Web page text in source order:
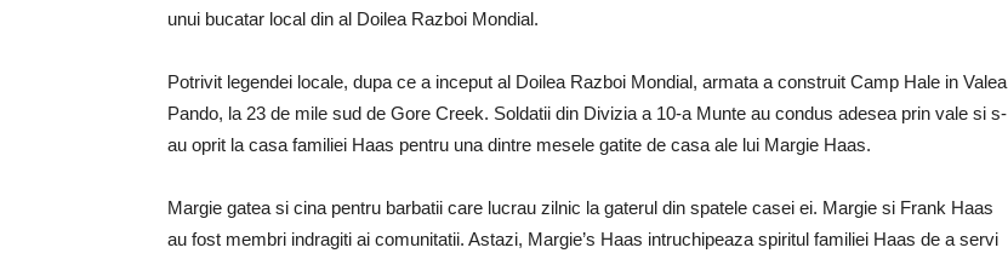
unui bucatar local din al Doilea Razboi Mondial.
Potrivit legendei locale, dupa ce a inceput al Doilea Razboi Mondial, armata a construit Camp Hale in Valea
Pando, la 23 de mile sud de Gore Creek. Soldatii din Divizia a 10-a Munte au condus adesea prin vale si s-
au oprit la casa familiei Haas pentru una dintre mesele gatite de casa ale lui Margie Haas.
Margie gatea si cina pentru barbatii care lucrau zilnic la gaterul din spatele casei ei. Margie si Frank Haas
au fost membri indragiti ai comunitatii. Astazi, Margie’s Haas intruchipeaza spiritul familiei Haas de a servi